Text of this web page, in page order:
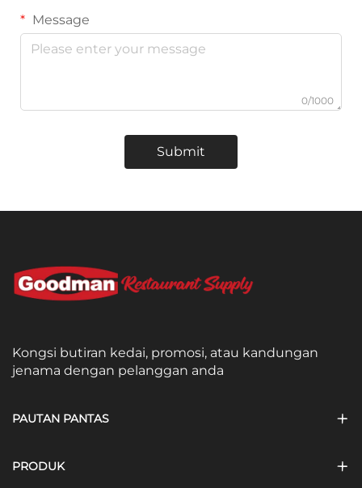
Message
0/1000
Submit
Kongsi butiran kedai, promosi, atau kandungan
jenama dengan pelanggan anda
PAUTAN PANTAS
PRODUK